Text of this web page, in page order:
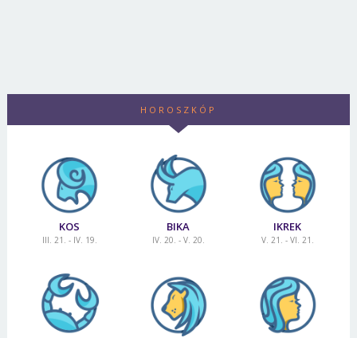
HOROSZKÓP
KOS
III. 21. - IV. 19.
BIKA
IV. 20. - V. 20.
IKREK
V. 21. - VI. 21.